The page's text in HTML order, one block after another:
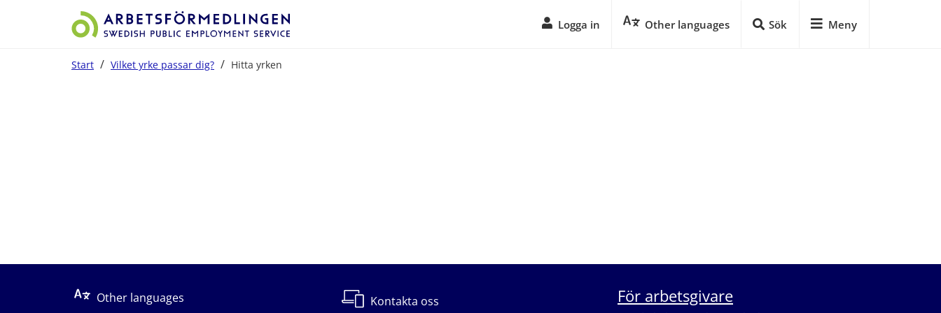
Logga in Other languages Sök Meny
Start / Vilket yrke passar dig? / Hitta yrken
Other languages
Kontakta oss För arbetsgivare